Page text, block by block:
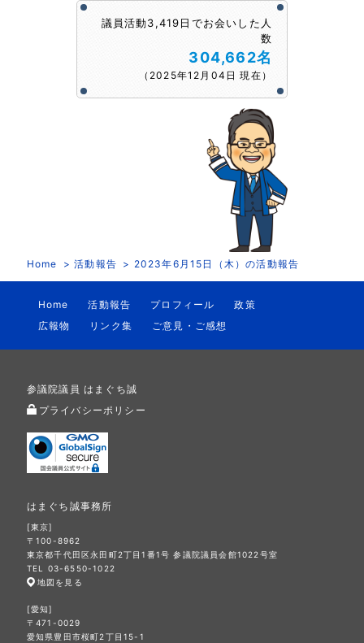
議員活動3,419日でお会いした人
数
304,662名
（2025年12月04日 現在）
Home 活動報告 2023年6月15日（木）の活動報告
Home 活動報告 プロフィール
政策
広報物
リンク集 ご意見・ご感想
参議院議員 はまぐち誠
プライバシーポリシー
はまぐち誠事務所
[東京]
〒100-8962
東京都千代田区永田町2丁目1番1号 参議院議員会館1022号室
TEL 03-6550-1022
地図を見る
[愛知]
〒471-0029
愛知県豊田市桜町2丁目15-1